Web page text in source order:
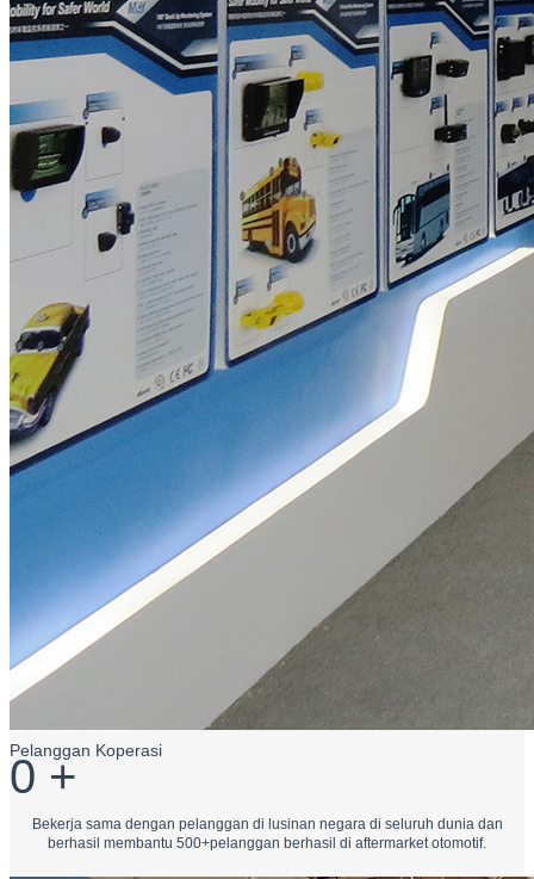
Pelanggan Koperasi
0 +
Bekerja sama dengan pelanggan di lusinan negara di seluruh dunia dan
berhasil membantu 500+pelanggan berhasil di aftermarket otomotif.